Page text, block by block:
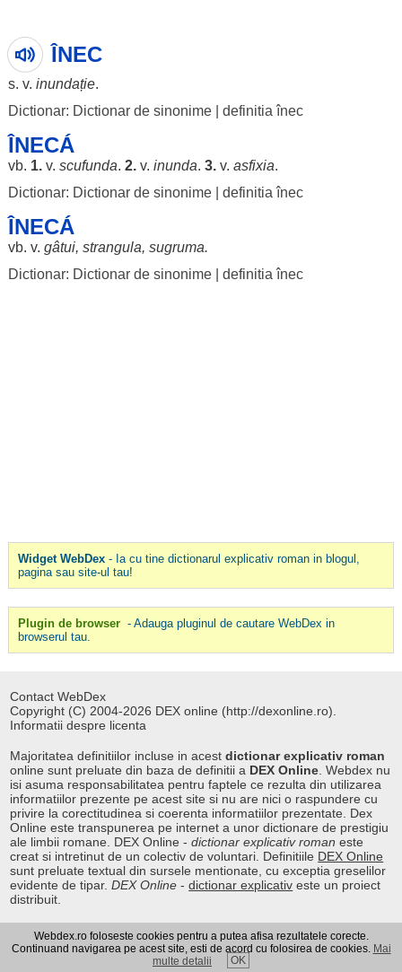
ÎNEC
s. v. inundație.
Dictionar: Dictionar de sinonime| definitia înec
ÎNECÁ
vb. 1.v. scufunda. 2.v. inunda. 3.v. asfixia.
Dictionar: Dictionar de sinonime| definitia înec
ÎNECÁ
vb. v. gâtui, strangula, sugruma.
Dictionar: Dictionar de sinonime| definitia înec
Widget WebDex- Ia cu tine dictionarul explicativ roman in blogul,
pagina sau site-ul tau!
Plugin de browser - Adauga pluginul de cautare WebDex in
browserul tau.
Contact WebDex
Copyright (C) 2004-2026 DEX online (http://dexonline.ro).
Informatii despre licenta
Majoritatea definitiilor incluse in acestdictionar explicativ roman
online sunt preluate din baza de definitii a DEX Online . Webdex nu
isi asuma responsabilitatea pentru faptele ce rezulta din utilizarea
informatiilor prezente pe acest site si nu are nici o raspundere cu
privire la corectitudinea si coerenta informatiilor prezentate. Dex
Online este transpunerea pe internet a unor dictionare de prestigiu
ale limbii romane. DEX Online -dictionar explicativ roman este
creat si intretinut de un colectiv de voluntari. Definitiile DEX Online
sunt preluate textual din sursele mentionate, cu exceptia greselilor
evidente de tipar.DEX Online -dictionar explicativ este un proiect
distribuit.
Curs valutar|Kurs walut|Pret fier vechi
Webdex.ro foloseste cookies pentru a putea afisa rezultatele corecte.
Continuand navigarea pe acest site, esti de acord cu folosirea de cookies. Mai
multe detalii
OK